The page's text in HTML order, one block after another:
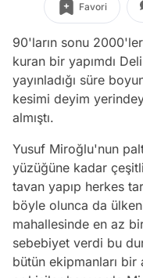
Favori
90'ların sonu
kuran bir yapımdı
yayınladığı süre
kesimi deyim
almıştı.
Yusuf Miroğlu'nun
yüzüğüne kadar
tavan yapıp herkes
böyle olunca da
mahallesinde en az
sebebiyet verdi bu
bütün ekipmanları